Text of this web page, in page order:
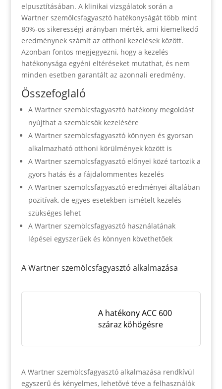
elpusztításában. A klinikai vizsgálatok során a
Wartner szemölcsfagyasztó hatékonyságát több mint
80%-os sikerességi arányban mérték, ami kiemelkedő
eredménynek számít az otthoni kezelések között.
Azonban fontos megjegyezni, hogy a kezelés
hatékonysága egyéni eltéréseket mutathat, és nem
minden esetben garantált az azonnali eredmény.
Összefoglaló
A Wartner szemölcsfagyasztó hatékony megoldást
nyújthat a szemölcsök kezelésére
A Wartner szemölcsfagyasztó könnyen és gyorsan
alkalmazható otthoni körülmények között is
A Wartner szemölcsfagyasztó előnyei közé tartozik a
gyors hatás és a fájdalommentes kezelés
A Wartner szemölcsfagyasztó eredményei általában
pozitívak, de egyes esetekben ismételt kezelés
szükséges lehet
A Wartner szemölcsfagyasztó használatának
lépései egyszerűek és könnyen követhetőek
A Wartner szemölcsfagyasztó alkalmazása
A hatékony ACC 600
száraz köhögésre
A Wartner szemölcsfagyasztó alkalmazása rendkívül
egyszerű és kényelmes, lehetővé téve a felhasználók